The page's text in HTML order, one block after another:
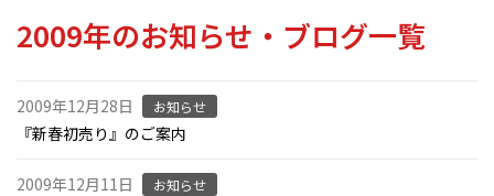
2009年のお知らせ・ブログ一覧
2009年12月28日 お知らせ
『新春初売り』のご案内
2009年12月11日 お知らせ